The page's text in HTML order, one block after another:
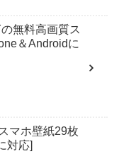
無料高画質ス
＆Androidに
マホ壁紙29枚
対応]